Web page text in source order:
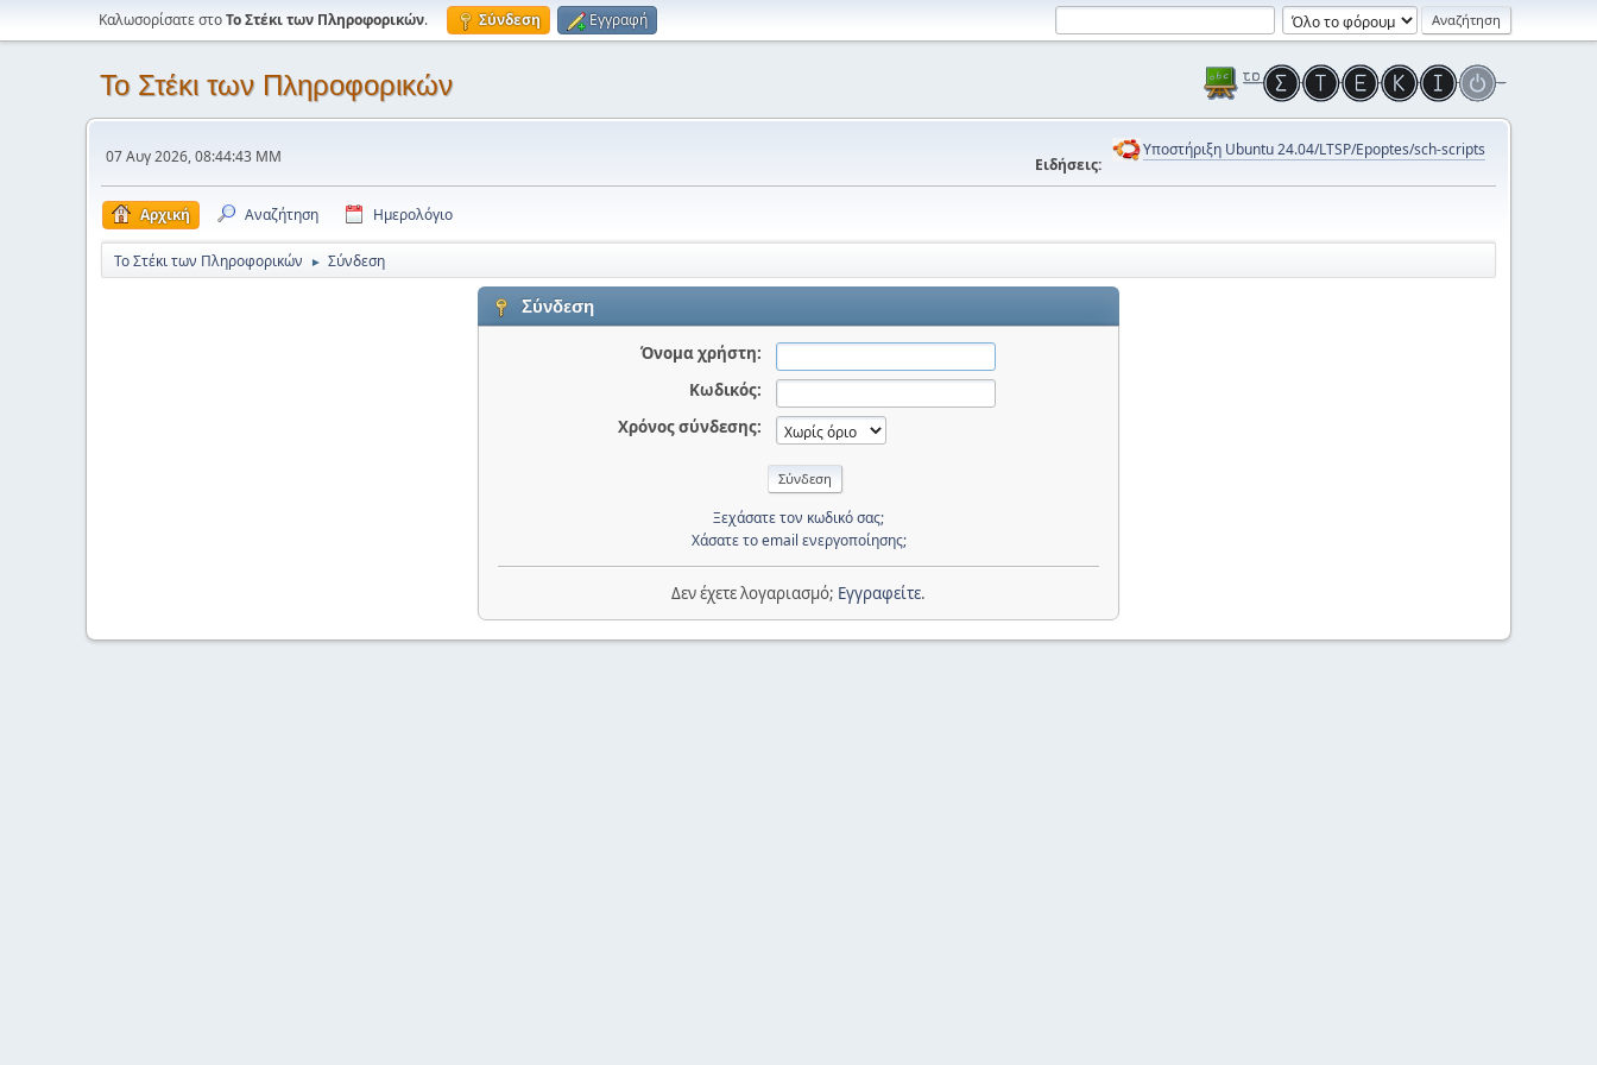
Καλωσορίσατε στοΤο Στέκι των Πληροφορικών. Σύνδεση Εγγραφή
Το Στέκι των Πληροφορικών
07 Αυγ 2026, 08:44:43 ΜΜ Ειδήσεις:
Υποστήριξη Ubuntu 24.04/LTSP/Epoptes/sch-scripts
Αρχική Αναζήτηση Ημερολόγιο
Το Στέκι των Πληροφορικών ► Σύνδεση
Σύνδεση
Όνομα χρήστη:
Κωδικός:
Χρόνος σύνδεσης:
Ξεχάσατε τον κωδικό σας;
Χάσατε το email ενεργοποίησης;
Δεν έχετε λογαριασμό; Εγγραφείτε.